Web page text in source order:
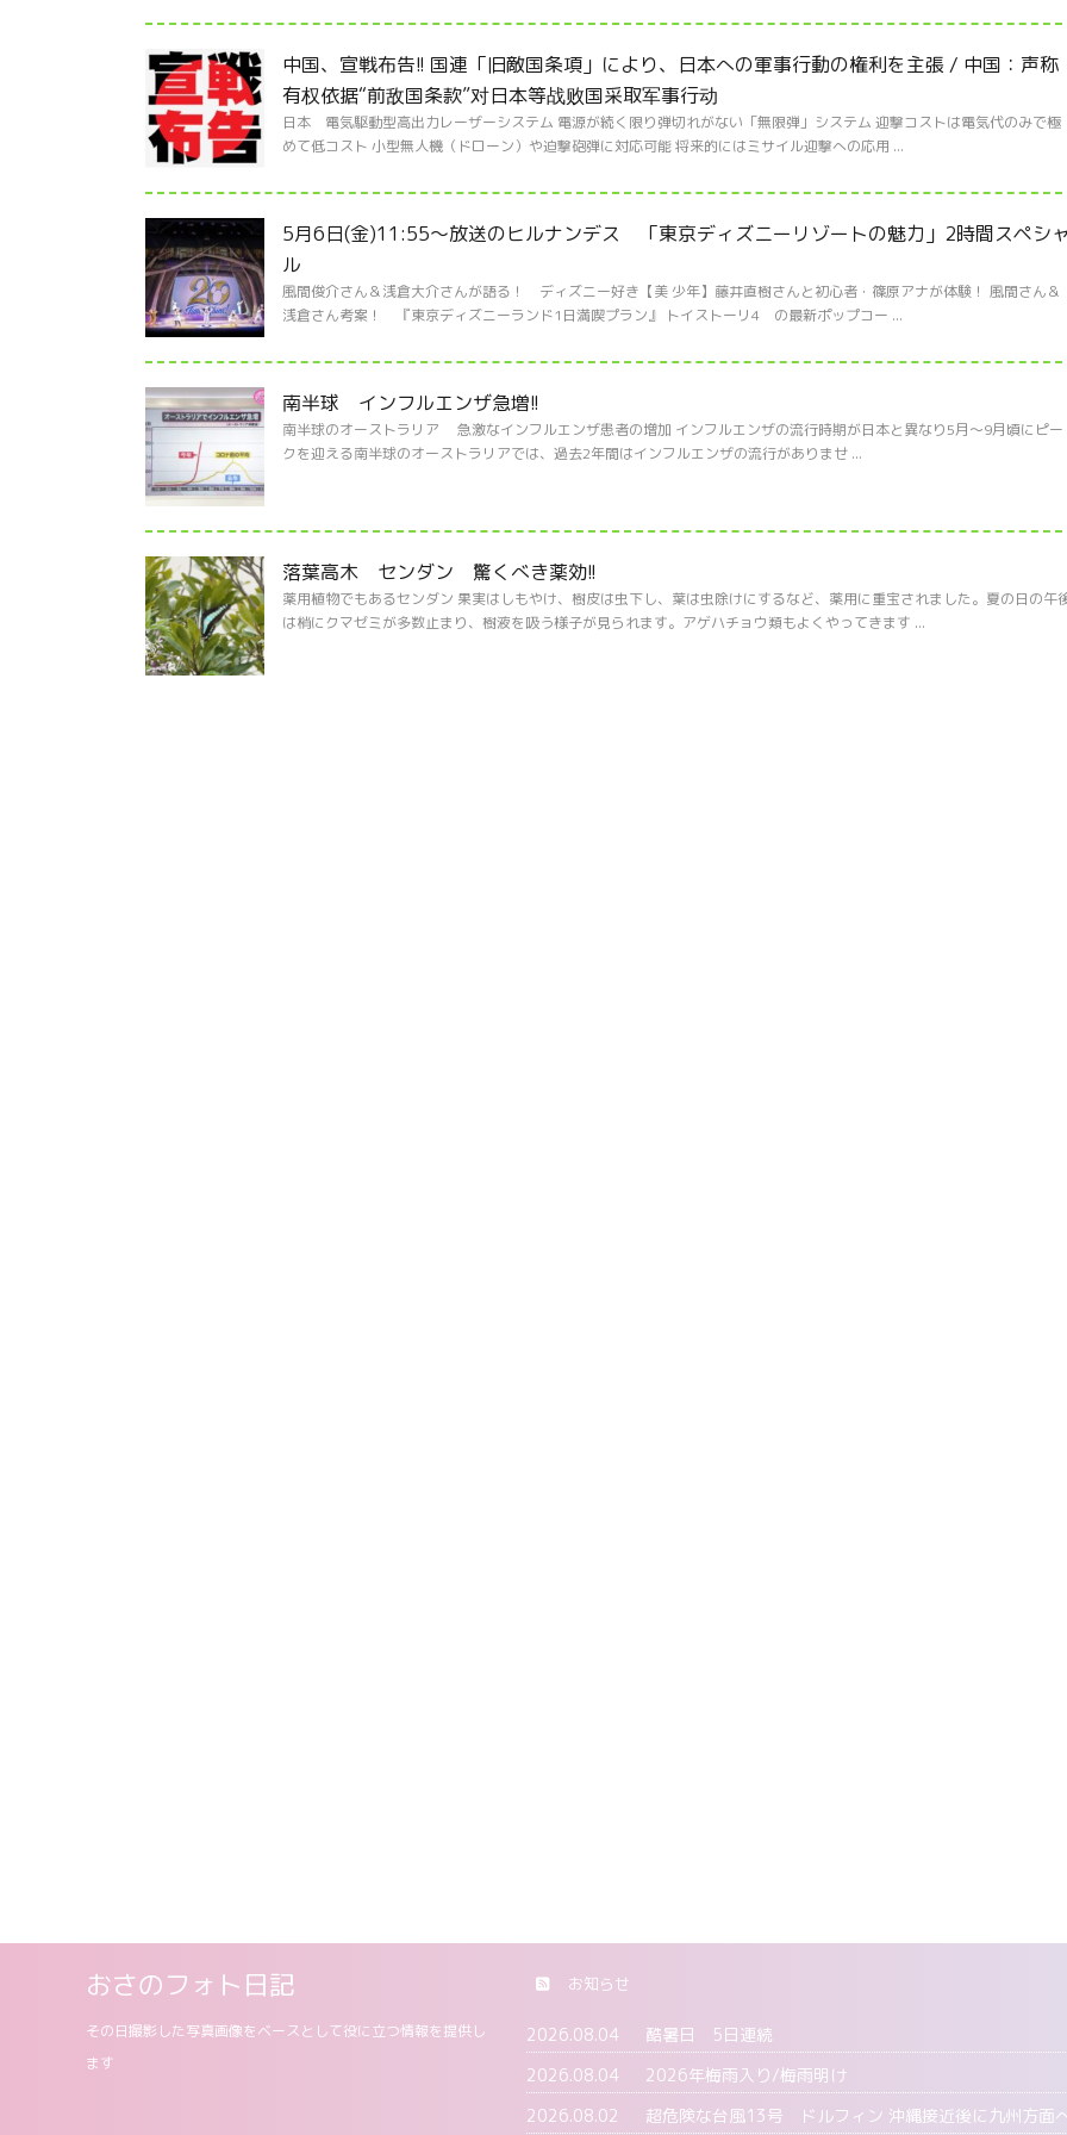
中国、宣戦布告!! 国連「旧敵国条項」により、日本への軍事行動の権利を主張 / 中国：声称
有权依据“前敌国条款”对日本等战败国采取军事行动
日本 電気駆動型高出力レーザーシステム 電源が続く限り弾切れがない「無限弾」システム 迎撃コストは電気代のみで極
めて低コスト 小型無人機（ドローン）や迫撃砲弾に対応可能 将来的にはミサイル迎撃への応用 ...
5月6日(金)11:55～放送のヒルナンデス 「東京ディズニーリゾートの魅力」2時間スペシ
ル
風間俊介さん＆浅倉大介さんが語る！ ディズニー好き【美 少年】藤井直樹さんと初心者・篠原アナが体験！ 風間さん＆
浅倉さん考案！ 『東京ディズニーランド1日満喫プラン』 トイストーリ4 の最新ポップコー ...
南半球 インフルエンザ急増!!
南半球のオーストラリア 急激なインフルエンザ患者の増加 インフルエンザの流行時期が日本と異なり5月〜9月頃にピー
クを迎える南半球のオーストラリアでは、過去2年間はインフルエンザの流行がありませ ...
落葉高木 センダン 驚くべき薬効!!
薬用植物でもあるセンダン 果実はしもやけ、樹皮は虫下し、葉は虫除けにするなど、薬用に重宝されました。夏の日の午
は梢にクマゼミが多数止まり、樹液を吸う様子が見られます。アゲハチョウ類もよくやってきます ...
お知らせ
2026.08.04
酷暑日 5日連続
2026.08.04
2026年梅雨入り/梅雨明け
2026.08.02
超危険な台風13号 ドルフィン 沖縄接近後に九州方面
おさのフォト日記
その日撮影した写真画像をベースとして役に立つ情報を提供し
ます